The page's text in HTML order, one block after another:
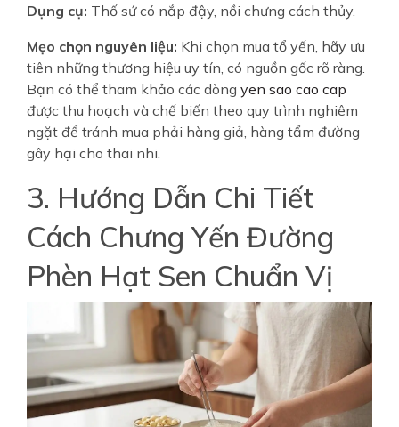
Dụng cụ: Thố sứ có nắp đậy, nồi chưng cách thủy.
Mẹo chọn nguyên liệu: Khi chọn mua tổ yến, hãy ưu
tiên những thương hiệu uy tín, có nguồn gốc rõ ràng.
Bạn có thể tham khảo các dòng yen sao cao cap
được thu hoạch và chế biến theo quy trình nghiêm
ngặt để tránh mua phải hàng giả, hàng tẩm đường
gây hại cho thai nhi.
3. Hướng Dẫn Chi Tiết
Cách Chưng Yến Đường
Phèn Hạt Sen Chuẩn Vị